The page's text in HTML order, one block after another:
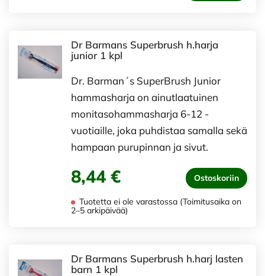
Dr Barmans Superbrush h.harja
junior 1 kpl
Dr. Barman´s SuperBrush Junior
hammasharja on ainutlaatuinen
monitasohammasharja 6-12 -
vuotiaille, joka puhdistaa samalla sekä
hampaan purupinnan ja sivut.
8,44 € Ostoskoriin
Tuotetta ei ole varastossa (Toimitusaika on
2–5 arkipäivää)
Dr Barmans Superbrush h.harj lasten
barn 1 kpl